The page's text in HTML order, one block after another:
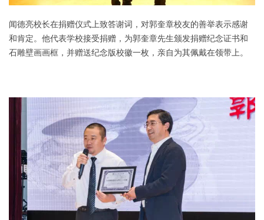
闻德亮校长在捐赠仪式上致答谢词，对郭奎章校友的善举表示感谢
和肯定。 他代表学校接受捐赠，为郭奎章先生颁发捐赠纪念证书和
石雕壁画画框，并赠送纪念版校徽一枚，亲自为其佩戴在领带上。